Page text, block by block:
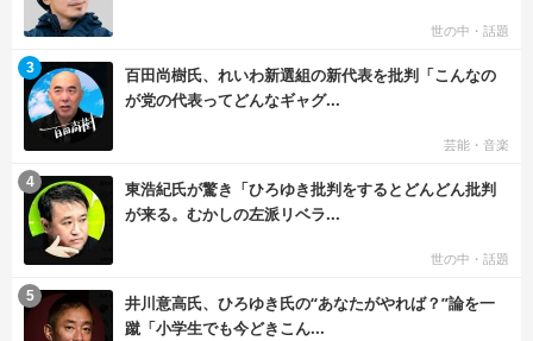
世の中・話題
百田尚樹氏、れいわ新選組の新代表を批判「こんなの
が党の代表ってどんなギャグ...
芸能・音楽
3
東浩紀氏が驚き「ひろゆき批判をするとどんどん批判
が来る。むかしの左派リベラ...
世の中・話題
4
井川意高氏、ひろゆき氏の“あなたがやれば？”論を一
蹴「小学生でも今どきこん...
5